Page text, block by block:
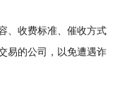
收费标准、催收方式
易的公司，以免遭遇诈